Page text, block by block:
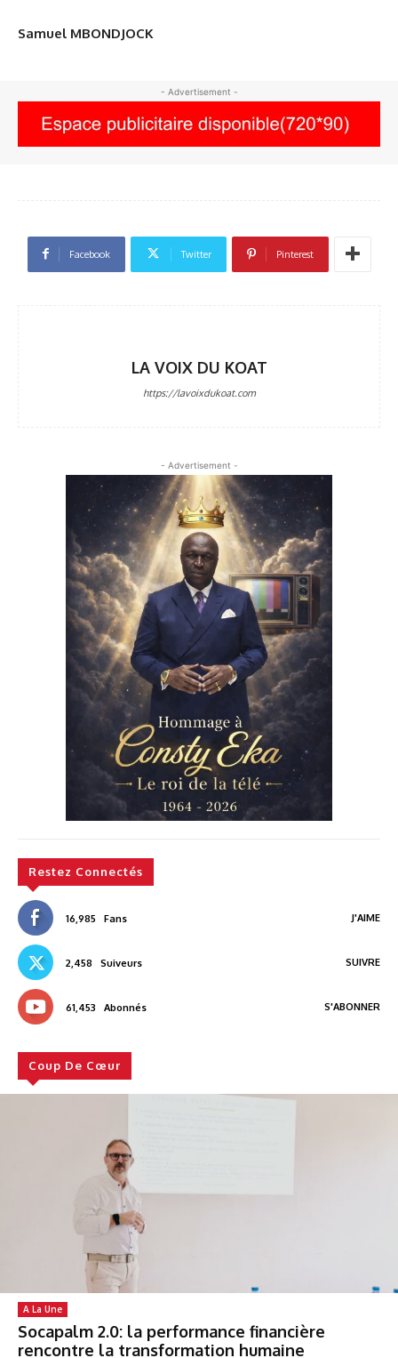
Samuel MBONDJOCK
- Advertisement -
Facebook Twitter Pinterest
LA VOIX DU KOAT
https://lavoixdukoat.com
- Advertisement -
Restez Connectés
16,985 Fans J'AIME
2,458 Suiveurs SUIVRE
61,453 Abonnés S'ABONNER
Coup De Cœur
A La Une
Socapalm 2.0: la performance financière
rencontre la transformation humaine